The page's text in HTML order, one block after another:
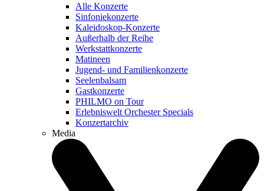
Alle Konzerte
Sinfoniekonzerte
Kaleidoskop-Konzerte
Außerhalb der Reihe
Werkstattkonzerte
Matineen
Jugend- und Familienkonzerte
Seelenbalsam
Gastkonzerte
PHILMO on Tour
Erlebniswelt Orchester Specials
Konzertarchiv
Media